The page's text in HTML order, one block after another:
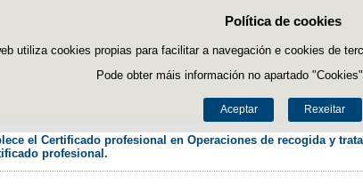
Política de cookies
utiliza cookies propias para facilitar a navegación e cookies de
Pode obter máis información no apartado
Aceptar Rexeitar
Saltar ao
el Certificado profesional en Operaciones de recogida y
profesional.